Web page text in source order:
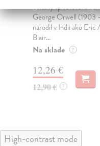
Britský spisovateľ a
George Orwell (1903
narodil v Indii ako Eric
Blair...
Na sklade ?
12,26 €
12,90 € ?
High-contrast mode